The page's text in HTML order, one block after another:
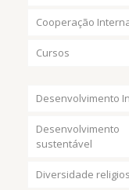
Cooperação
Cursos
Desenvolvimento
Desenvolvimento
sustentável
Diversidade